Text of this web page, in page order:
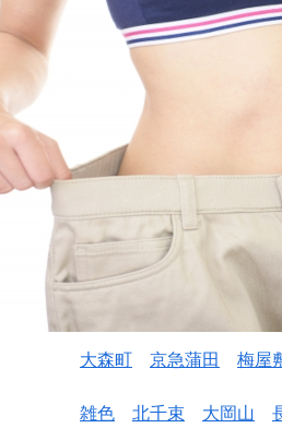
大森町 京急蒲田 梅屋
雑色 北千束 大岡山